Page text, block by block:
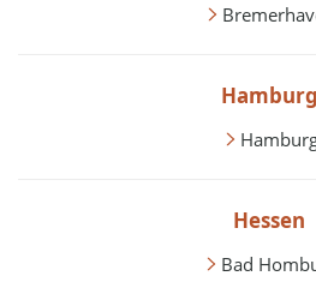
Hamburg
Hessen
Bad